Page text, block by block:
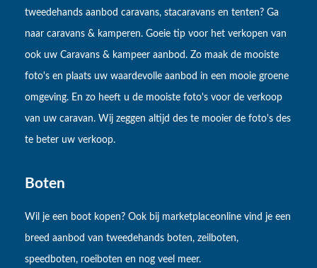
tweedehands aanbod caravans, stacaravans en tenten? Ga
naar caravans & kamperen. Goeie tip voor het verkopen van
ook uw Caravans & kampeer aanbod. Zo maak de mooiste
foto's en plaats uw waardevolle aanbod in een mooie groene
omgeving. En zo heeft u de mooiste foto's voor de verkoop
van uw caravan. Wij zeggen altijd des te mooier de foto's des
te beter uw verkoop.
Boten
Wil je een boot kopen? Ook bij marketplaceonline vind je een
breed aanbod van tweedehands boten, zeilboten,
speedboten, roeiboten en nog veel meer.